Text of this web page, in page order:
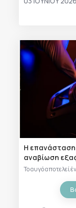
Η επανάσταση
αναβίωση
Το αυγό αποτελεί